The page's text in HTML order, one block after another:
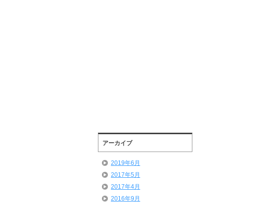
アーカイブ
2019年6月
2017年5月
2017年4月
2016年9月